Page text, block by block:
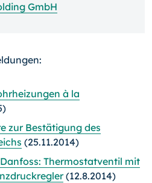
GmbH
à la
zur Bestätigung des
(25.11.2014)
Thermostatventil mit
(12.8.2014)